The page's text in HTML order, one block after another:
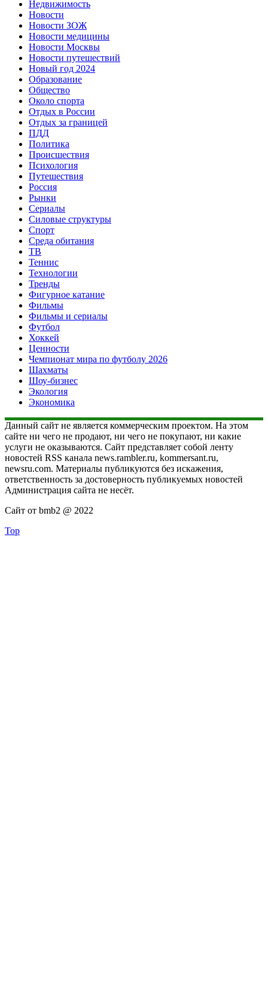
Недвижимость
Новости
Новости ЗОЖ
Новости медицины
Новости Москвы
Новости путешествий
Новый год 2024
Образование
Общество
Около спорта
Отдых в России
Отдых за границей
ПДД
Политика
Происшествия
Психология
Путешествия
Россия
Рынки
Сериалы
Силовые структуры
Спорт
Среда обитания
ТВ
Теннис
Технологии
Тренды
Фигурное катание
Фильмы
Фильмы и сериалы
Футбол
Хоккей
Ценности
Чемпионат мира по футболу 2026
Шахматы
Шоу-бизнес
Экология
Экономика
Данный сайт не является коммерческим проектом. На этом
сайте ни чего не продают, ни чего не покупают, ни какие
услуги не оказываются. Сайт представляет собой ленту
новостей RSS канала news.rambler.ru, kommersant.ru,
newsru.com. Материалы публикуются без искажения,
ответственность за достоверность публикуемых новостей
Администрация сайта не несёт.
Сайт от bmb2 @ 2022
Top